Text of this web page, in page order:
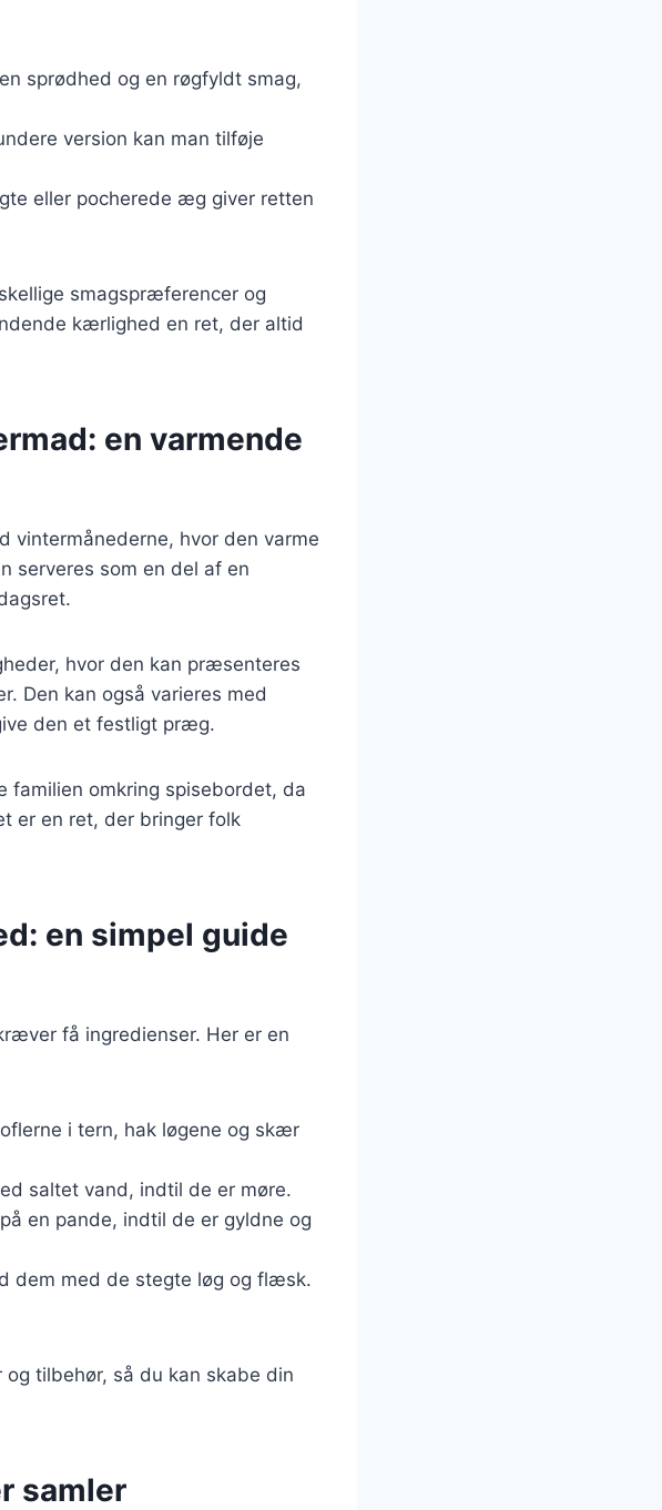
sprødhed og en røgfyldt smag,
version kan man tilføje
eller pocherede æg giver retten
smagspræferencer og
kærlighed en ret, der altid
en varmende
hvor den varme
serveres som en del af en
hvor den kan præsenteres
Den kan også varieres med
den et festligt præg.
omkring spisebordet, da
er en ret, der bringer folk
en simpel guide
få ingredienser. Her er en
i tern, hak løgene og skær
saltet vand, indtil de er møre.
en pande, indtil de er gyldne og
dem med de stegte løg og flæsk.
tilbehør, så du kan skabe din
samler